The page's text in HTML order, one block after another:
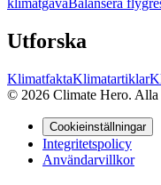
Utforska
KlimatfaktaKlimatartiklar
© 2026 Climate Hero. Alla
Cookieinställningar
Integritetspolicy
Användarvillkor